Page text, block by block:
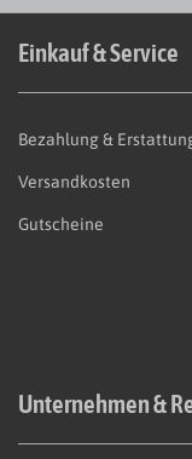
Einkauf & Service
Bezahlung &
Versandkosten
Gutscheine
Unternehmen &